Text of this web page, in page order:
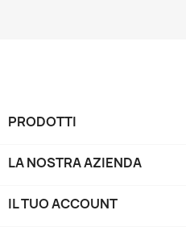
PRODOTTI
LA NOSTRA AZIENDA
IL TUO ACCOUNT